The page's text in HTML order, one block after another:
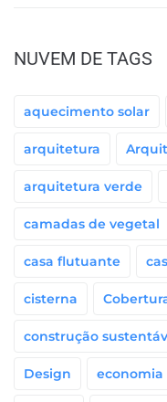
NUVEM DE TAGS
aquecimento solar
arquitetura
arquitetura verde
camadas de vegetal
casa flutuante
cisterna
construção
Design economia